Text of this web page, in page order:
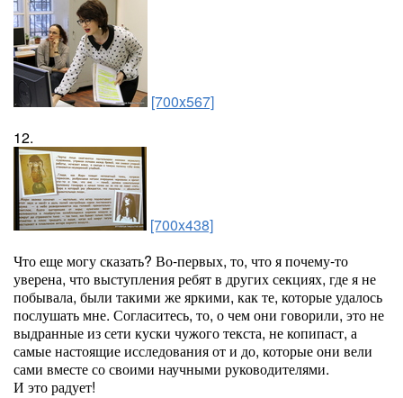
[700x567]
12.
[700x438]
Что еще могу сказать? Во-первых, то, что я почему-то
уверена, что выступления ребят в других секциях, где я не
побывала, были такими же яркими, как те, которые удалось
послушать мне. Согласитесь, то, о чем они говорили, это не
выдранные из сети куски чужого текста, не копипаст, а
самые настоящие исследования от и до, которые они вели
сами вместе со своими научными руководителями.
И это радует!